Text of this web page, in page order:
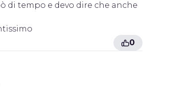
di tempo e devo dire che anche
0